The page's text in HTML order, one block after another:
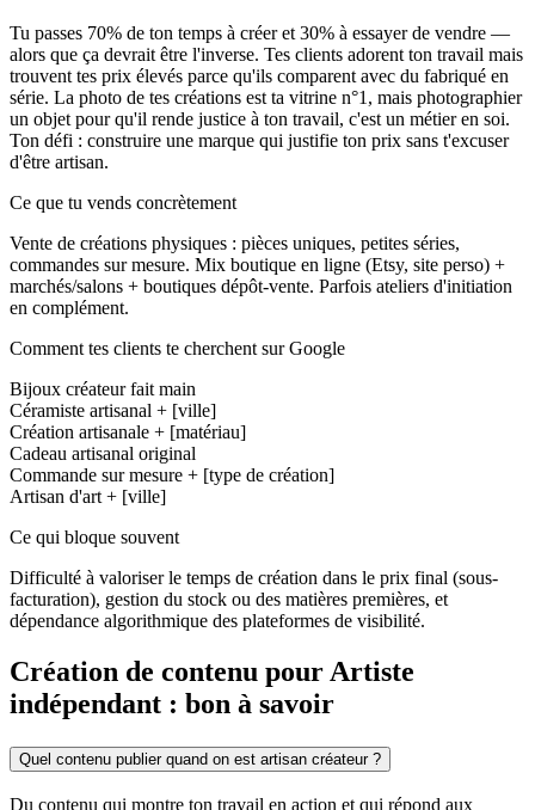
Tu passes 70% de ton temps à créer et 30% à essayer de vendre —
alors que ça devrait être l'inverse. Tes clients adorent ton travail mais
trouvent tes prix élevés parce qu'ils comparent avec du fabriqué en
série. La photo de tes créations est ta vitrine n°1, mais photographier
un objet pour qu'il rende justice à ton travail, c'est un métier en soi.
Ton défi : construire une marque qui justifie ton prix sans t'excuser
d'être artisan.
Ce que tu vends concrètement
Vente de créations physiques : pièces uniques, petites séries,
commandes sur mesure. Mix boutique en ligne (Etsy, site perso) +
marchés/salons + boutiques dépôt-vente. Parfois ateliers d'initiation
en complément.
Comment tes clients te cherchent sur Google
Bijoux créateur fait main
Céramiste artisanal + [ville]
Création artisanale + [matériau]
Cadeau artisanal original
Commande sur mesure + [type de création]
Artisan d'art + [ville]
Ce qui bloque souvent
Difficulté à valoriser le temps de création dans le prix final (sous-
facturation), gestion du stock ou des matières premières, et
dépendance algorithmique des plateformes de visibilité.
Création de contenu pour Artiste
indépendant : bon à savoir
Quel contenu publier quand on est artisan créateur ?
Du contenu qui montre ton travail en action et qui répond aux